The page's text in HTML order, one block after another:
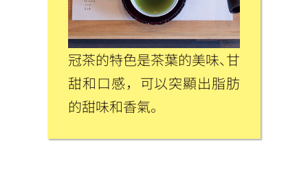
冠茶的特色是茶葉的美味、甘
甜和口感，可以突顯出脂肪
的甜味和香氣。